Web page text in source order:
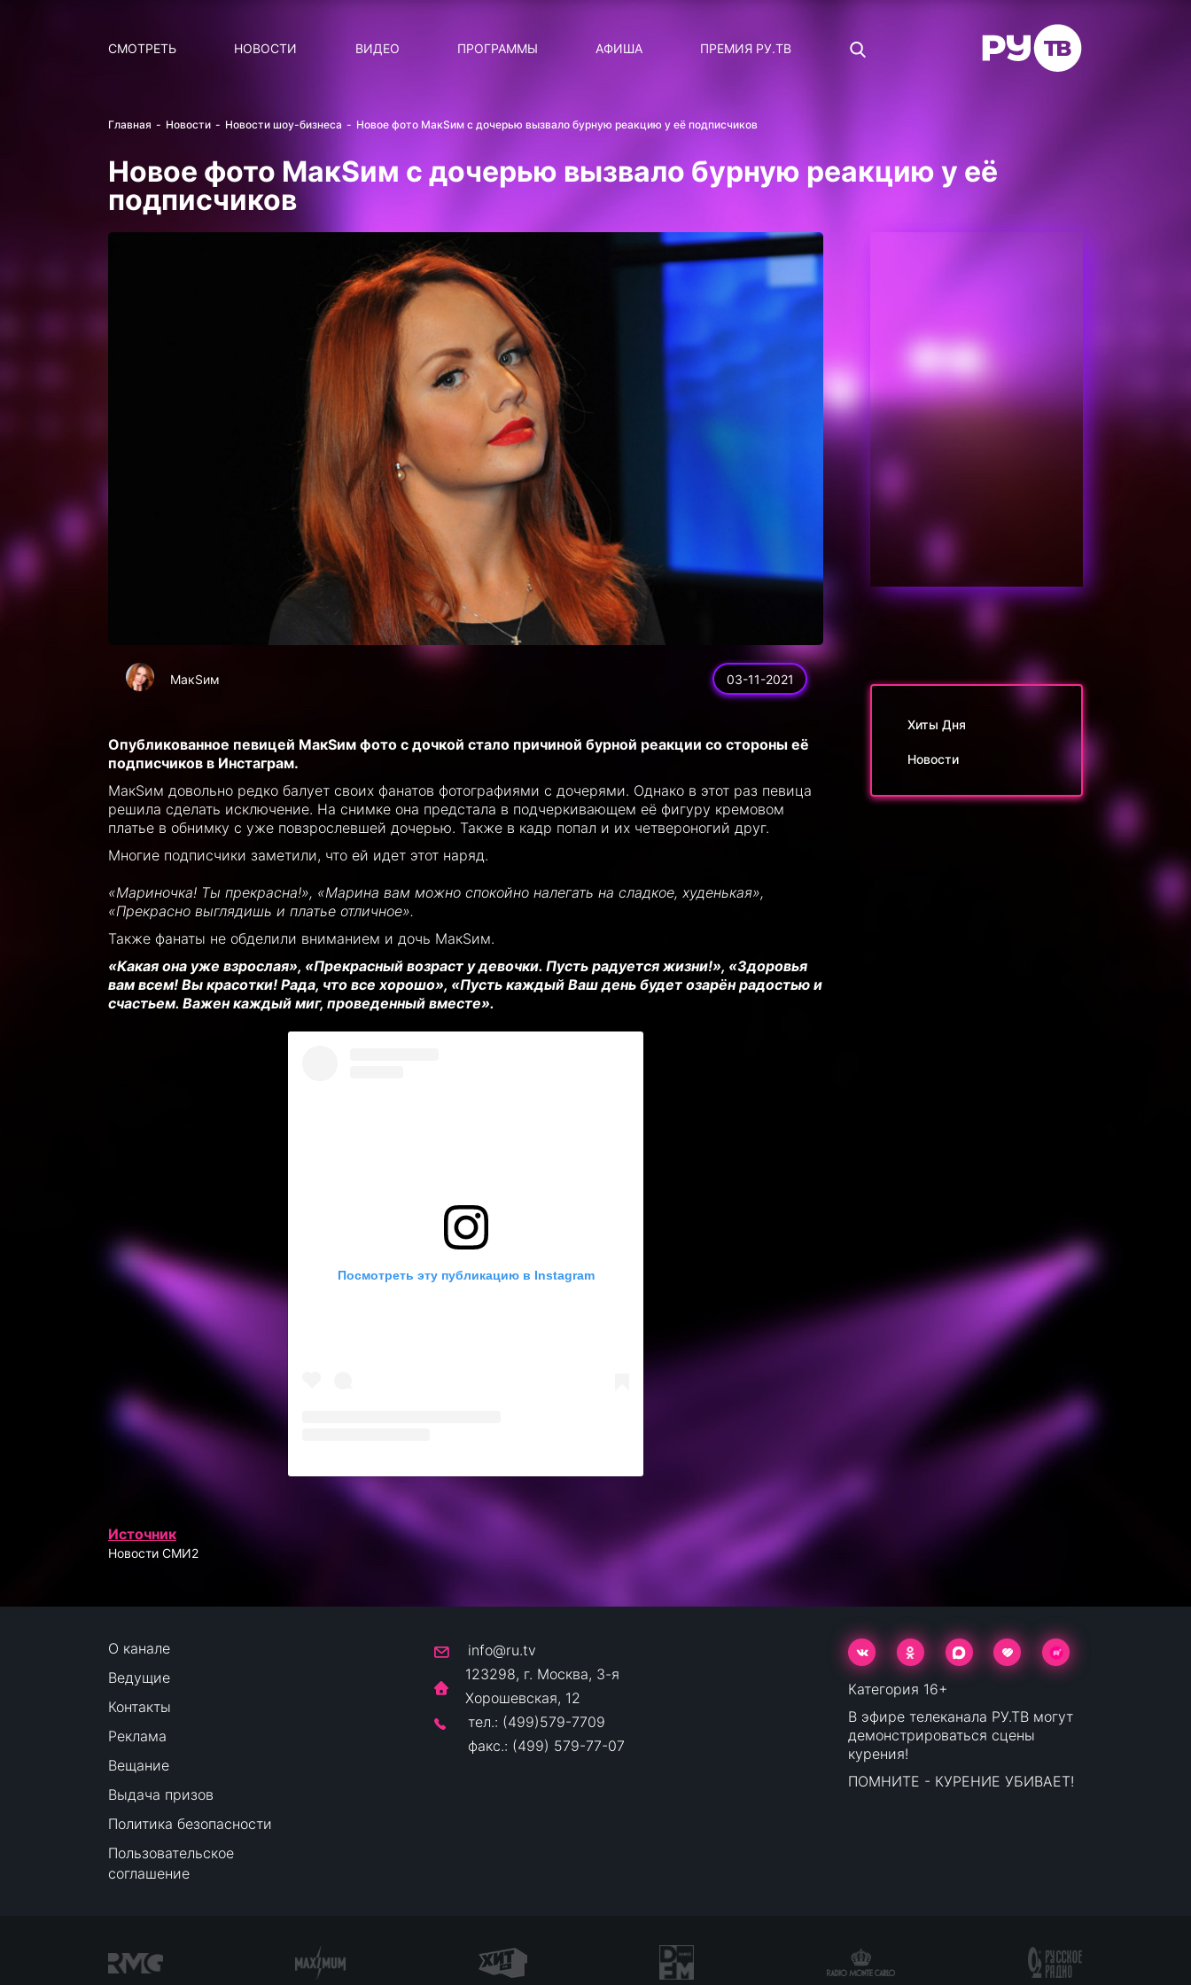
СМОТРЕТЬ НОВОСТИ
ВИДЕО
ПРОГРАММЫ
СТАТУС: В СЕТИ
ЛИЧНЫЙ ВОПРОС
ДОТЯНИСЬ ДО ЗВЁЗД
АФИША ПРЕМИЯ РУ.ТВ
Главная Новости Новости шоу-бизнеса Новое фото МакSим с дочерью вызвало бурную реакцию у её подписчиков
Новое фото МакSим с дочерью вызвало бурную реакцию у её
подписчиков
МакSим 03-11-2021
Опубликованное певицей МакSим фото с дочкой стало причиной бурной реакции со стороны её
подписчиков в Инстаграм.
МакSим довольно редко балует своих фанатов фотографиями с дочерями. Однако в этот раз певица
решила сделать исключение. На снимке она предстала в подчеркивающем её фигуру кремовом
платье в обнимку с уже повзрослевшей дочерью. Также в кадр попал и их четвероногий друг.
Многие подписчики заметили, что ей идет этот наряд.
«Мариночка! Ты прекрасна!», «Марина вам можно спокойно налегать на сладкое, худенькая»,
«Прекрасно выглядишь и платье отличное».
Также фанаты не обделили вниманием и дочь МакSим.
«Какая она уже взрослая», «Прекрасный возраст у девочки. Пусть радуется жизни!», «Здоровья
вам всем! Вы красотки! Рада, что все хорошо», «Пусть каждый Ваш день будет озарён радостью и
счастьем. Важен каждый миг, проведенный вместе».
Посмотреть эту публикацию в Instagram
Источник
Новости СМИ2
Хиты Дня
Новости
О канале
Ведущие
Контакты
Реклама
Вещание
Выдача призов
Политика безопасности
Пользовательское
соглашение
info@ru.tv
123298, г. Москва, 3-я
Хорошевская, 12
тел.: (499)579-7709
факс.: (499) 579-77-07
Категория 16+
В эфире телеканала РУ.ТВ могут
демонстрироваться сцены
курения!
ПОМНИТЕ - КУРЕНИЕ УБИВАЕТ!